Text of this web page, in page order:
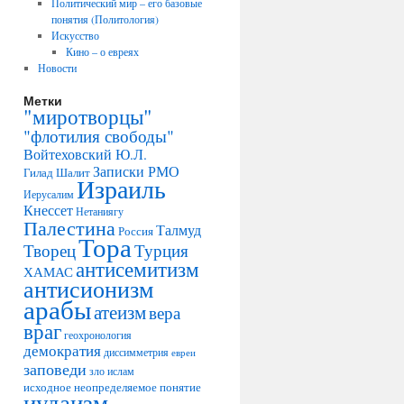
понятия (Политология)
Искусство
Кино – о евреях
Новости
Метки
"миротворцы"
"флотилия свободы"
Войтеховский Ю.Л.
Гилад ШалитЗаписки РМО
ИерусалимИзраиль
КнессетНетаниягу
ПалестинаРоссияТалмуд
ТворецТораТурция
ХАМАСантисемитизм
антисионизм
арабыатеизмвера
враггеохронология
демократия диссимметрия евреи
заповеди злоислам
исходное неопределяемое понятие